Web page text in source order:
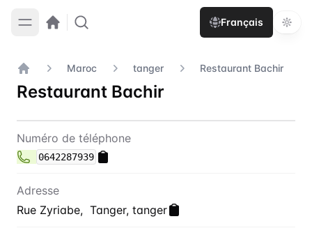
Français
Accueil
Maroc tanger Restaurant Bachir
Restaurant Bachir
Contact Restaurant Bachir
Numéro de téléphone
0642287939
Adresse
Rue Zyriabe, Tanger, tanger